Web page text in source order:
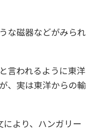
な磁器などがみられ
言われるように東洋
、実は東洋からの輸
より、ハンガリー